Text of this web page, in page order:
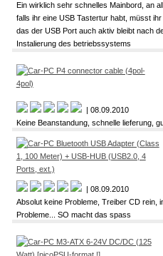
Ein wirklich sehr schnelles Mainbord, an
falls ihr eine USB Tastertur habt, müsst
das der USB Port auch aktiv bleibt nach
Instalierung des betriebssystems
| 08.09.2010
Keine Beanstandung, schnelle lieferung,
| 08.09.2010
Absolut keine Probleme, Treiber CD rein,
Probleme... SO macht das spass